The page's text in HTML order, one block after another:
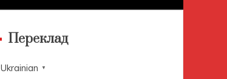
Переклад
Ukrainian ▼